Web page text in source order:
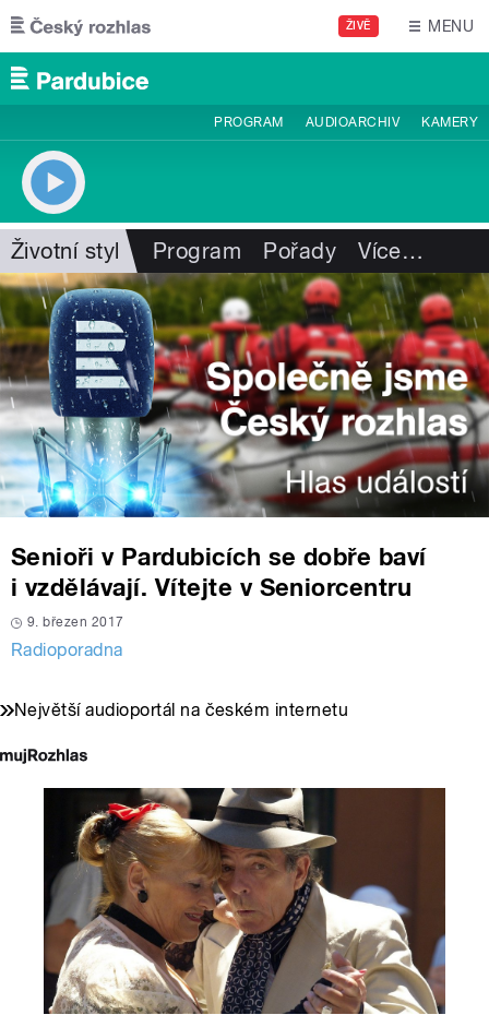
Přejít k hlavnímu obsahu
ŽIVĚ MENU
PROGRAM AUDIOARCHIV KAMERY
Životní styl Program Pořady Více…
Senioři v Pardubicích se dobře baví
i vzdělávají. Vítejte v Seniorcentru
9. březen 2017
Radioporadna
Největší audioportál na českém internetu